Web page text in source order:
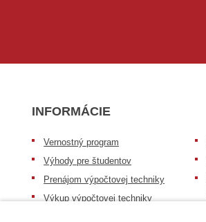
INFORMÁCIE
Vernostný program
Výhody pre študentov
Prenájom výpočtovej techniky
Výkup výpočtovej techniky